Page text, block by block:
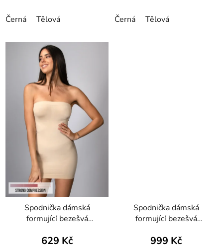
Černá Tělová Černá Tělová
Spodnička dámská
formující bezešvá
629 Kč
Spodnička dámská
formující bezešvá
Intimidea
999 Kč